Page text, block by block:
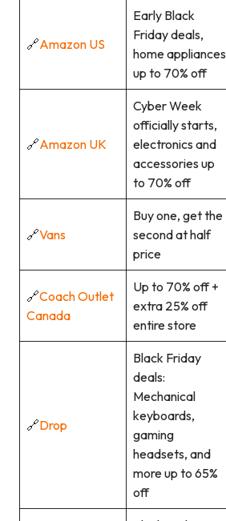
🔗Amazon US
Early Black
Friday deals,
home appliances
up to 70% off
🔗Amazon UK
Cyber Week
officially starts,
electronics and
accessories up
to 70% off
🔗Vans
Buy one, get the
second at half
price
🔗Coach Outlet
Canada
Up to 70% off +
extra 25% off
entire store
🔗Drop
Black Friday
deals:
Mechanical
keyboards,
gaming
headsets, and
more up to 65%
off